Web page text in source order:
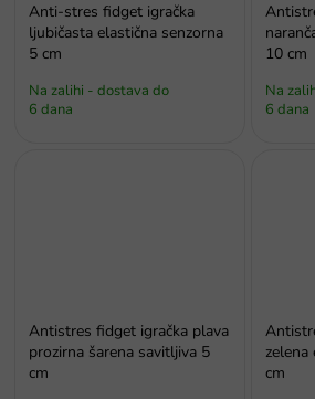
Anti-stres fidget igračka
ljubičasta elastična senzorna
5 cm
Na zalihi - dostava do
6 dana
10 cm
Na
6 dana
Antistres fidget igračka plava
prozirna šarena savitljiva 5
cm
zelena
cm